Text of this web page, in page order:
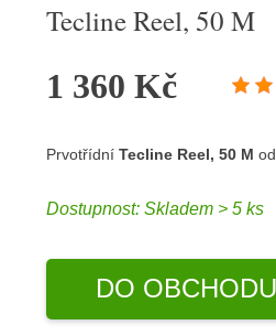
Tecline Reel, 50 M
1 360 Kč
PrvotřídníTecline Reel, 50 M
Dostupnost:Skladem > 5 ks
DO OBCHODU